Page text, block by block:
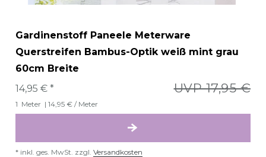
Gardinenstoff Paneele Meterware
Querstreifen Bambus-Optik weiß mint grau
60cm Breite
UVP 17,95 €
14,95 € *
1 Meter | 14,95 € / Meter
* inkl. ges. MwSt. zzgl. Versandkosten